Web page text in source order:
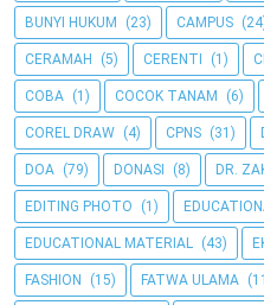
BUNYI HUKUM (23) CAMPUS
CERAMAH (5) CERENTI (1)
COBA (1) COCOK TANAM (6)
COREL DRAW (4) CPNS (31)
DOA (79) DONASI (8) DR.
EDITING PHOTO (1)
EDUCATIONAL MATERIAL (43)
FASHION (15) FATWA ULAMA